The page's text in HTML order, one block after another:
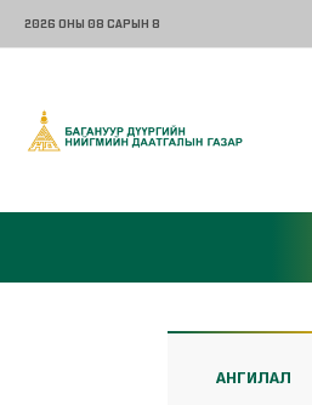
2026 ОНЫ 08 САРЫН 8
АНГИЛАЛ